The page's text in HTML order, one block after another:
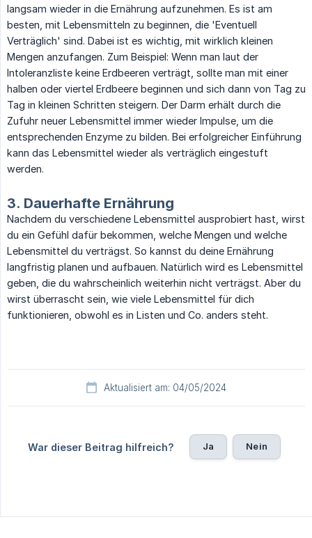
langsam wieder in die Ernährung aufzunehmen. Es ist am
besten, mit Lebensmitteln zu beginnen, die 'Eventuell
Verträglich' sind. Dabei ist es wichtig, mit wirklich kleinen
Mengen anzufangen. Zum Beispiel: Wenn man laut der
Intoleranzliste keine Erdbeeren verträgt, sollte man mit einer
halben oder viertel Erdbeere beginnen und sich dann von Tag zu
Tag in kleinen Schritten steigern. Der Darm erhält durch die
Zufuhr neuer Lebensmittel immer wieder Impulse, um die
entsprechenden Enzyme zu bilden. Bei erfolgreicher Einführung
kann das Lebensmittel wieder als verträglich eingestuft
werden.
3. Dauerhafte Ernährung
Nachdem du verschiedene Lebensmittel ausprobiert hast, wirst
du ein Gefühl dafür bekommen, welche Mengen und welche
Lebensmittel du verträgst. So kannst du deine Ernährung
langfristig planen und aufbauen. Natürlich wird es Lebensmittel
geben, die du wahrscheinlich weiterhin nicht verträgst. Aber du
wirst überrascht sein, wie viele Lebensmittel für dich
funktionieren, obwohl es in Listen und Co. anders steht.
Aktualisiert am: 04/05/2024
War dieser Beitrag hilfreich? Ja Nein